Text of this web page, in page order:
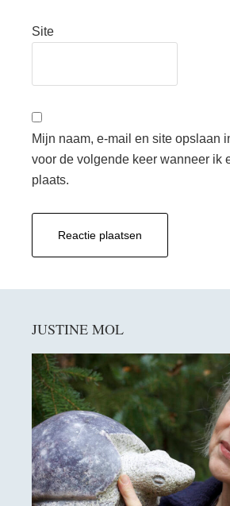
Site
Mijn naam, e-mail en site opslaan
voor de volgende keer wanneer ik
plaats.
Sidebar
JUSTINE MOL